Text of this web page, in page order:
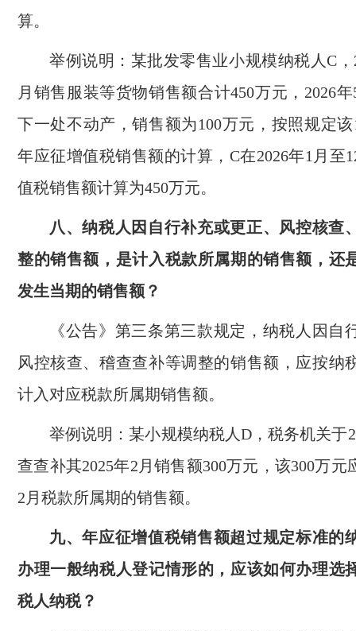
算。
举例说明：某批发零售业小规模纳税人C，
月销售服装等货物销售额合计450万元，2026
下一处不动产，销售额为100万元，按照规定
年应征增值税销售额的计算，C在2026年1月至
值税销售额计算为450万元。
八、纳税人因自行补充或更正、风控核查
整的销售额，是计入税款所属期的销售额，还
发生当期的销售额？
《公告》第三条第三款规定，纳税人因自
风控核查、稽查查补等调整的销售额，应按纳
计入对应税款所属期销售额。
举例说明：某小规模纳税人D，税务机关于
查查补其2025年2月销售额300万元，该300万元
2月税款所属期的销售额。
九、年应征增值税销售额超过规定标准的
办理一般纳税人登记情形的，应该如何办理选
税人纳税？